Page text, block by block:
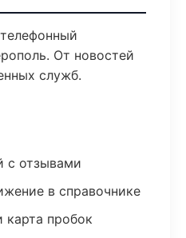
От новостей
служб.
с отзывами
в справочнике
карта пробок